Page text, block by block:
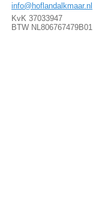
info@hoflandalkmaar.nl
KvK 37033947
BTW NL806767479B01